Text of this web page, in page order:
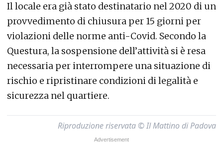
Il locale era già stato destinatario nel 2020 di un
provvedimento di chiusura per 15 giorni per
violazioni delle norme anti-Covid. Secondo la
Questura, la sospensione dell’attività si è resa
necessaria per interrompere una situazione di
rischio e ripristinare condizioni di legalità e
sicurezza nel quartiere.
Riproduzione riservata © Il Mattino di Padova